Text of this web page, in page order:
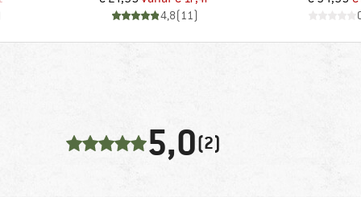
4,8(11)
5,0(2)